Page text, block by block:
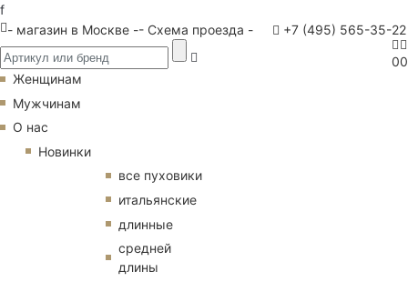
f
- магазин в Москве -- Схема проезда - +7 (495) 565-35-22
00
Женщинам
Мужчинам
О нас
Новинки
все пуховики
итальянские
длинные
средней
длины